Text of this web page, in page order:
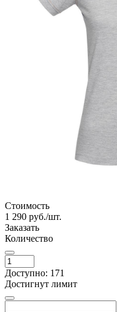
Стоимость
1 290 руб./шт.
Заказать
Количество
Доступно: 171
Достигнут лимит